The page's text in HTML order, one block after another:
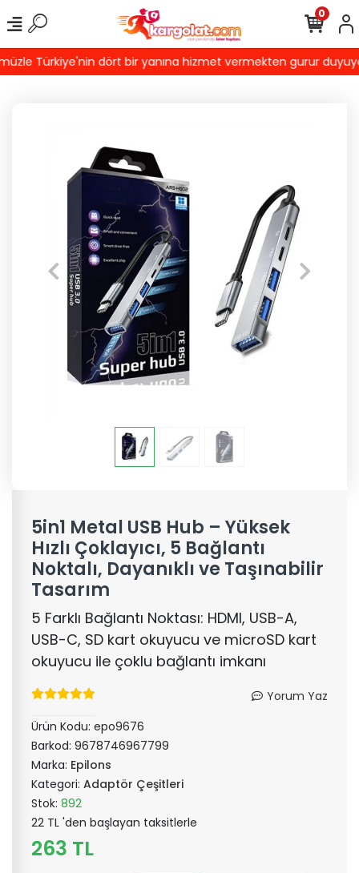
Türkiye'nin dört bir yanına hizmet vermekten gurur
0
5in1 Metal USB Hub – Yüksek
Hızlı Çoklayıcı, 5 Bağlantı
Noktalı, Dayanıklı ve Taşınabilir
Tasarım
5 Farklı Bağlantı Noktası: HDMI, USB-A,
USB-C, SD kart okuyucu ve microSD kart
okuyucu ile çoklu bağlantı imkanı
Yorum Yaz
Ürün Kodu: epo9676
Barkod: 9678746967799
Marka: Epilons
Kategori: Adaptör Çeşitleri
Stok: 892
22 TL 'den başlayan taksitlerle
263 TL